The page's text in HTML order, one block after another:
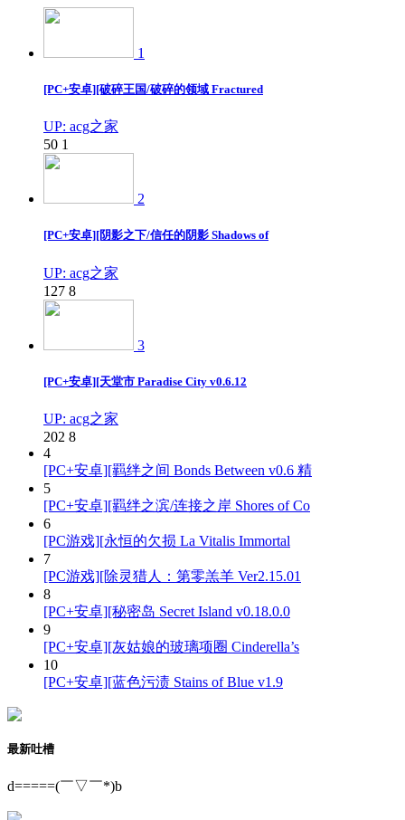
1
[PC+安卓][破碎王国/破碎的领域 Fractured
UP: acg之家
50 1
2
[PC+安卓][阴影之下/信任的阴影 Shadows of
UP: acg之家
127 8
3
[PC+安卓][天堂市 Paradise City v0.6.12
UP: acg之家
202 8
4
[PC+安卓][羁绊之间 Bonds Between v0.6 精
5
[PC+安卓][羁绊之滨/连接之岸 Shores of Co
6
[PC游戏][永恒的欠损 La Vitalis Immortal
7
[PC游戏][除灵猎人：第零羔羊 Ver2.15.01
8
[PC+安卓][秘密岛 Secret Island v0.18.0.0
9
[PC+安卓][灰姑娘的玻璃项圈 Cinderella’s
10
[PC+安卓][蓝色污渍 Stains of Blue v1.9
最新吐槽
d=====(￣▽￣*)b